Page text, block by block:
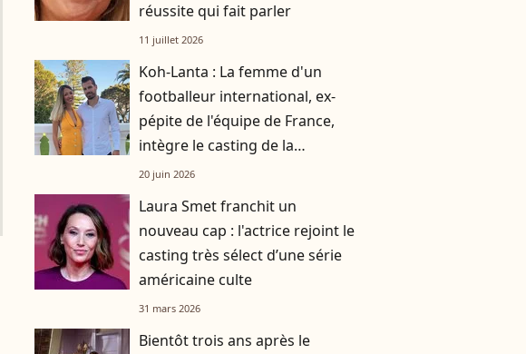
réussite qui fait parler
11 juillet 2026
Koh-Lanta : La femme d'un
footballeur international, ex-
pépite de l'équipe de France,
intègre le casting de la
prochaine édition
20 juin 2026
Laura Smet franchit un
nouveau cap : l'actrice rejoint le
casting très sélect d’une série
américaine culte
31 mars 2026
Bientôt trois ans après le